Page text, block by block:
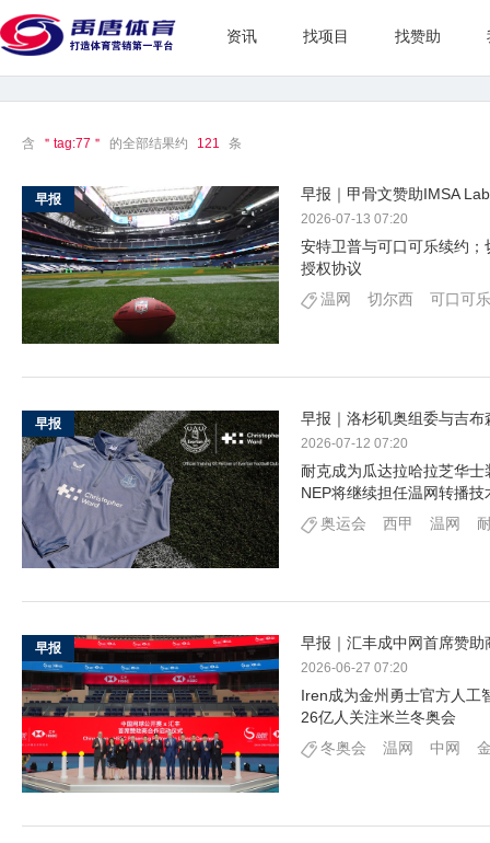
资讯 找项目 找赞助
含 ＂tag:77＂ 的全部结果约 121 条
早报｜甲骨文赞助IMSA
2026-07-13 07:20
安特卫普与可口可乐续约
授权协议
温网
切尔西 可口可乐
早报
早报｜洛杉矶奥组委与吉
2026-07-12 07:20
耐克成为瓜达拉哈拉芝华
NEP将继续担任温网转播技
奥运会
西甲 温网
早报
早报｜汇丰成中网首席赞
2026-06-27 07:20
Iren成为金州勇士官方人工
26亿人关注米兰冬奥会
冬奥会
温网 中网
早报